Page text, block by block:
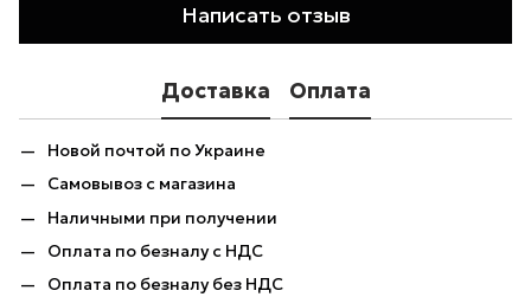
Написать отзыв
Доставка Оплата
Новой почтой по Украине
Самовывоз с магазина
Наличными при получении
Оплата по безналу с НДС
Оплата по безналу без НДС